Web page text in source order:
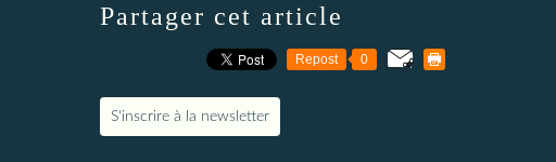
Partager cet article
Repost 0
S'inscrire à la newsletter